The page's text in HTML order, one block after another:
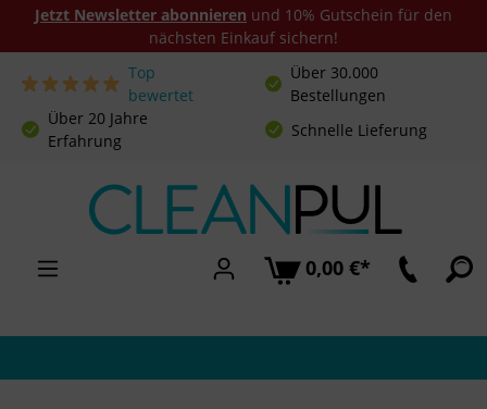
Zum Hauptinhalt springen
Top
bewertet
Über 30.000
Bestellungen
Über 20 Jahre
Erfahrung
Schnelle Lieferung
0,00 €*
Jetzt Newsletter abonnieren und 10% Gutschein für den
nächsten Einkauf sichern!